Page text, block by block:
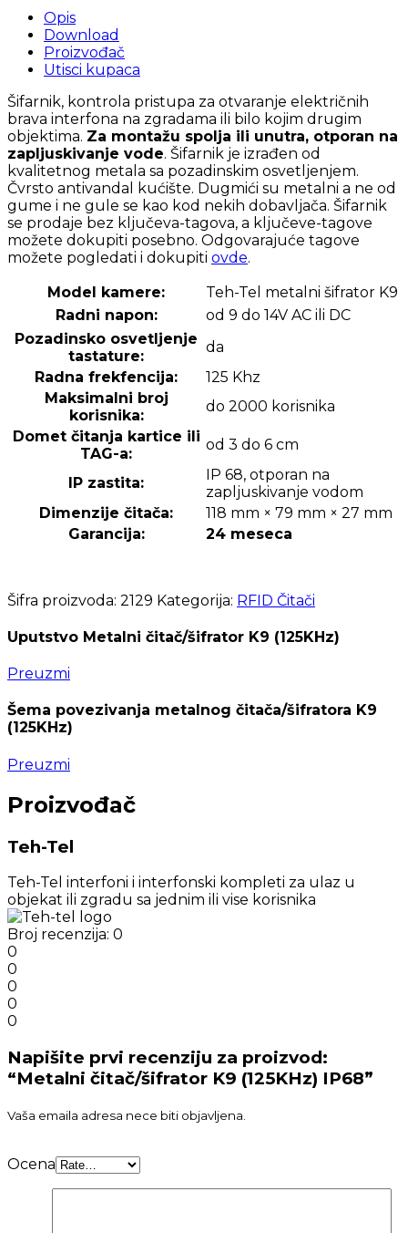
Opis
Download
Proizvođač
Utisci kupaca
Šifarnik, kontrola pristupa za otvaranje električnih
brava interfona na zgradama ili bilo kojim drugim
objektima. Za montažu spolja ili unutra, otporan na
zapljuskivanje vode. Šifarnik je izrađen od
kvalitetnog metala sa pozadinskim osvetljenjem.
Čvrsto antivandal kućište. Dugmići su metalni a ne od
gume i ne gule se kao kod nekih dobavljača. Šifarnik
se prodaje bez ključeva-tagova, a ključeve-tagove
možete dokupiti posebno. Odgovarajuće tagove
možete pogledati i dokupiti ovde.
Model kamere:
Teh-Tel metalni šifrator K9
Radni napon:
od 9 do 14V AC ili DC
Pozadinsko osvetljenje
tastature:
da
Radna frekfencija:
125 Khz
Maksimalni broj
korisnika:
do 2000 korisnika
Domet čitanja kartice ili
TAG-a:
od 3 do 6 cm
IP zastita:
IP 68, otporan na
zapljuskivanje vodom
Dimenzije čitača:
118 mm × 79 mm × 27 mm
Garancija:
24 meseca
Šifra proizvoda: 2129 Kategorija: RFID Čitači
Uputstvo Metalni čitač/šifrator K9 (125KHz)
Preuzmi
Šema povezivanja metalnog čitača/šifratora K9
(125KHz)
Preuzmi
Proizvođač
Teh-Tel
Teh-Tel interfoni i interfonski kompleti za ulaz u
objekat ili zgradu sa jednim ili vise korisnika
Broj recenzija: 0
0
0
0
0
0
Napišite prvi recenziju za proizvod:
“Metalni čitač/šifrator K9 (125KHz) IP68”
Vaša emaila adresa nece biti objavljena.
Ocena